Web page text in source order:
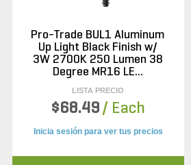
Pro-Trade BUL1 Aluminum
Up Light Black Finish w/
3W 2700K 250 Lumen 38
Degree MR16 LE...
LISTA PRECIO
$68.49 / Each
Inicia sesión para ver tus precios